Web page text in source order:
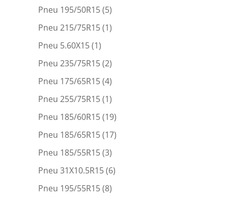
Pneu 195/50R15(5)
Pneu 215/75R15(1)
Pneu 5.60X15(1)
Pneu 235/75R15(2)
Pneu 175/65R15(4)
Pneu 255/75R15(1)
Pneu 185/60R15(19)
Pneu 185/65R15(17)
Pneu 185/55R15(3)
Pneu 31X10.5R15(6)
Pneu 195/55R15(8)